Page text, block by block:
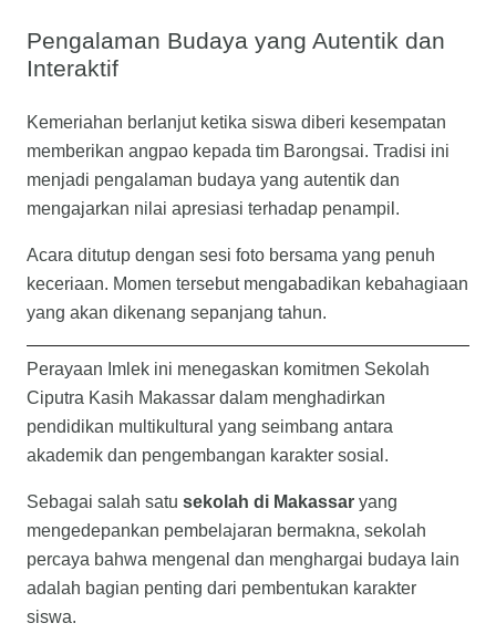
Pengalaman Budaya yang Autentik dan
Interaktif
Kemeriahan berlanjut ketika siswa diberi kesempatan
memberikan angpao kepada tim Barongsai. Tradisi ini
menjadi pengalaman budaya yang autentik dan
mengajarkan nilai apresiasi terhadap penampil.
Acara ditutup dengan sesi foto bersama yang penuh
keceriaan. Momen tersebut mengabadikan kebahagiaan
yang akan dikenang sepanjang tahun.
Perayaan Imlek ini menegaskan komitmen Sekolah
Ciputra Kasih Makassar dalam menghadirkan
pendidikan multikultural yang seimbang antara
akademik dan pengembangan karakter sosial.
Sebagai salah satu sekolah di Makassar yang
mengedepankan pembelajaran bermakna, sekolah
percaya bahwa mengenal dan menghargai budaya lain
adalah bagian penting dari pembentukan karakter
siswa.